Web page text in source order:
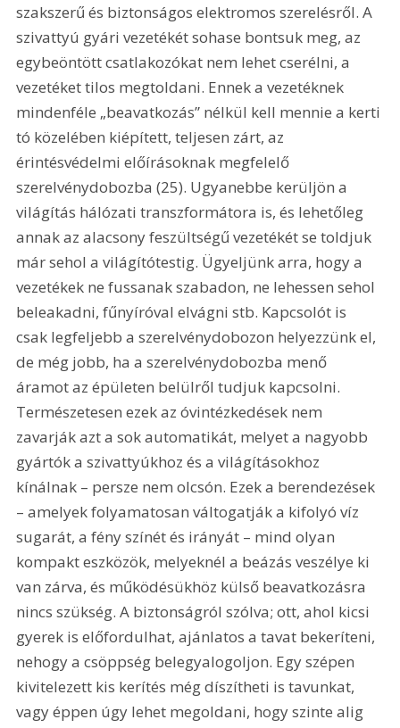
szakszerű és biztonságos elektromos szerelésről. A
szivattyú gyári vezetékét sohase bontsuk meg, az
egybeöntött csatlakozókat nem lehet cserélni, a
vezetéket tilos megtoldani. Ennek a vezetéknek
mindenféle „beavatkozás” nélkül kell mennie a kerti
tó közelében kiépített, teljesen zárt, az
érintésvédelmi előírásoknak megfelelő
szerelvénydobozba (25). Ugyanebbe kerüljön a
világítás hálózati transzformátora is, és lehetőleg
annak az alacsony feszültségű vezetékét se toldjuk
már sehol a világítótestig. Ügyeljünk arra, hogy a
vezetékek ne fussanak szabadon, ne lehessen sehol
beleakadni, fűnyíróval elvágni stb. Kapcsolót is
csak legfeljebb a szerelvénydobozon helyezzünk el,
de még jobb, ha a szerelvénydobozba menő
áramot az épületen belülről tudjuk kapcsolni.
Természetesen ezek az óvintézkedések nem
zavarják azt a sok automatikát, melyet a nagyobb
gyártók a szivattyúkhoz és a világításokhoz
kínálnak – persze nem olcsón. Ezek a berendezések
– amelyek folyamatosan váltogatják a kifolyó víz
sugarát, a fény színét és irányát – mind olyan
kompakt eszközök, melyeknél a beázás veszélye ki
van zárva, és működésükhöz külső beavatkozásra
nincs szükség. A biztonságról szólva; ott, ahol kicsi
gyerek is előfordulhat, ajánlatos a tavat bekeríteni,
nehogy a csöppség belegyalogoljon. Egy szépen
kivitelezett kis kerítés még díszítheti is tavunkat,
vagy éppen úgy lehet megoldani, hogy szinte alig